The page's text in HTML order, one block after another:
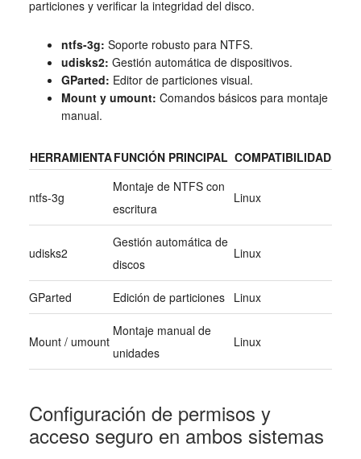
particiones y verificar la integridad del disco.
ntfs-3g: Soporte robusto para NTFS.
udisks2: Gestión automática de dispositivos.
GParted: Editor de particiones visual.
Mount y umount: Comandos básicos para montaje
manual.
HERRAMIENTAFUNCIÓN PRINCIPAL COMPATIBILIDAD
ntfs-3g
Montaje de NTFS con
escritura
Linux
udisks2
Gestión automática de
discos
Linux
GParted Edición de particiones Linux
Mount / umount
Montaje manual de
unidades
Linux
Configuración de permisos y
acceso seguro en ambos sistemas